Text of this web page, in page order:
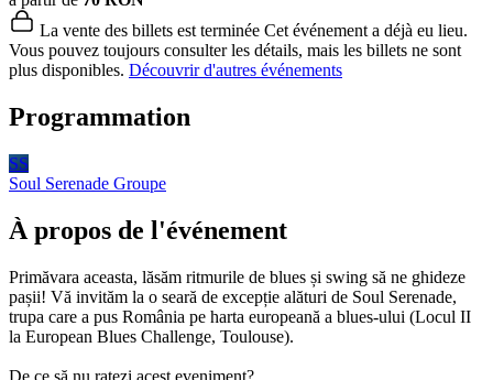
La vente des billets est terminée Cet événement a déjà eu lieu.
Vous pouvez toujours consulter les détails, mais les billets ne sont
plus disponibles. Découvrir d'autres événements
Programmation
SS
Soul Serenade Groupe
À propos de l'événement
Primăvara aceasta, lăsăm ritmurile de blues și swing să ne ghideze
pașii! Vă invităm la o seară de excepție alături de Soul Serenade,
trupa care a pus România pe harta europeană a blues-ului (Locul II
la European Blues Challenge, Toulouse).
De ce să nu ratezi acest eveniment?